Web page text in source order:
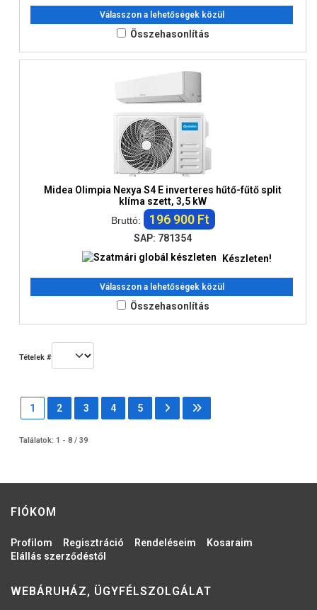
Válasszon a lehetőségek közül
Összehasonlítás
Midea Olimpia Nexya S4 E inverteres hűtő-fűtő split
klíma szett, 3,5 kW
Bruttó:
196 900 Ft
SAP: 781354
Készleten!
Válasszon a lehetőségek közül
Összehasonlítás
Tételek #
1 2 3 4 5
Találatok: 1 - 8 / 39
FIÓKOM
Profilom Regisztráció Rendeléseim
Kosaraim
Elállás szerződéstől
WEBÁRUHÁZ, ÜGYFÉLSZOLGÁLAT